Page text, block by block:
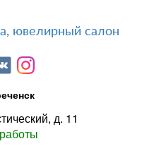
ювелирный салон
д. 11